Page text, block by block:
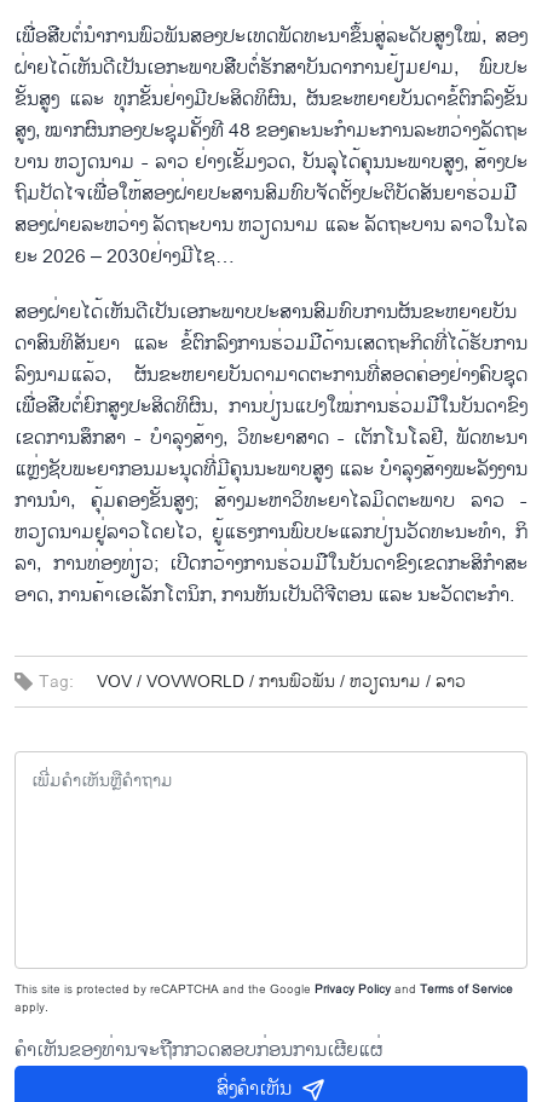
ເພື່ອ​ສືບ​ຕໍ່​ນຳ​ການ​ພົວ​ພັນ​ສອງ​ປະ​ເທດ​ພັດ​ທະ​ນາ​ຂຶ້ນ​ສູ່​ລະ​ດັບ​ສູງ​ໃໝ່, ສອ​ງ​
ຝ່າຍ​ໄດ້​ເຫັນ​ດີ​ເປັນ​ເອ​ກະ​ພາບ​ສືບ​ຕໍ່​ຮັກ​ສາ​ບັນ​ດາ​ການ​ຢ້ຽມ​ຢາມ, ພົບ​ປະ​
ຂັ້ນ​ສູງ ແລະ ທຸກ​ຂັ້ນ​ຢ່າງ​ມີ​ປະ​ສິດ​ທິ​ຜົນ, ຜັນ​ຂະ​ຫຍາຍ​ບັນ​ດາ​ຂໍ້​ຕົກ​ລົງ​ຂັ້ນ​
ສູງ​, ໝາກ​ຜົນ​ກອງ​ປະ​ຊຸມ​ຄັ້ງ​ທີ 48 ຂອງ​ຄະ​ນ​ະ​ກຳ​ມະ​ການ​ລະ​ຫວ່າງ​ລັດ​ຖະ​
ບານ ຫວຽດ​ນາມ - ລາວ ຢ່າງ​ເຂັ້ມ​ງວດ, ບັນ​ລຸ​ໄດ້​ຄຸນ​ນະ​ພາບ​ສູງ, ສ້າງ​ປະ​
ຖົມ​ປັດ​ໄຈ​ເພື່ອ​ໃຫ້​ສອງ​ຝ່າຍ​ປະ​ສານ​ສົມ​ທົບ​ຈັດ​ຕັ້ງ​ປະ​ຕິ​ບັດ​​ສັນ​ຍ​າ​ຮ່ວມ​ມື​
ສອງ​ຝ່າຍ​ລະ​ຫວ່າງ ລັດ​ຖະ​ບານ ຫວຽດ​ນາມ ແລະ ລັດ​ຖະ​ບານ ລາວ​ໃນ​ໄລ​
ຍະ 2026 – 2030ຢ່າງ​ມີ​ໄຊ…
ສອງ​ຝ່າຍ​ໄດ້​ເຫັນ​ດີ​ເປັນ​ເອ​ກະ​ພາບ​ປະ​ສາ​ນ​ສົມ​ທົບ​ການ​ຜັນ​ຂະ​ຫຍາຍ​ບັນ​
ດາ​ສົນ​ທິ​ສັນ​ຍາ ແລະ ຂໍ້​ຕົກ​ລົງ​ການ​ຮ່ວ​ມ​ມື​ດ້ານ​ເສດ​ຖະ​ກິດ​ທີ່​ໄດ້​ຮັບ​ການ​
ລົງ​ນາມ​ແລ້ວ, ຜັນ​ຂະ​ຫຍາຍ​ບັນ​ດາ​ມາດ​ຕະ​ການ​ທີ່​ສອດ​ຄ່ອງ​ຢ່າງ​ຄົບ​ຊຸດ​
ເພື່ອ​ສືບ​ຕໍ່​ຍົກ​ສູງ​ປະ​ສິດ​ທິ​ຜົນ, ການ​ປ່ຽນ​ແປງ​ໃໝ່​ການ​ຮ່ວມ​ມື​ໃນ​ບັນ​ດາ​ຂົງ​
ເຂດ​ການ​ສຶກ​ສາ - ບຳລຸງ​ສ້າງ, ວິ​ທະ​ຍາ​ສາດ - ເຕັກ​ໂນ​ໂລ​ຢີ, ພັດ​ທະ​ນາ​
ແຫຼ່ງ​ຊັບ​ພະ​ຍາ​ກອນ​ມະ​ນຸດ​ທີ່​ມີ​ຄຸນ​ນະ​ພາ​ບ​ສູງ ແລະ ບຳ​ລຸງ​ສ້າງ​ພະ​ລັງ​ງານ​
ການ​ນຳ, ຄຸ້ມ​ຄອງ​ຂັ້ນ​ສູງ; ສ້າງ​ມະ​ຫາ​ວິ​ທະ​ຍາ​ໄລ​ມິດ​ຕະ​ພາບ ລາວ -
ຫວຽດ​ນາມ​ຢູ່​ລາວ​ໂດຍ​ໄວ, ຍູ້​ແຮງ​ການ​ພົບ​ປະ​ແລກ​ປ່ຽນ​ວັດ​ທະ​ນະ​ທຳ, ກິ​
ລາ, ການ​ທ່ອງ​ທ່ຽວ; ເປີດກວ້າງ​ການ​ຮ່ວມ​ມື​ໃນ​ບັນ​ດາ​ຂົງ​ເຂດ​ກະ​ສິ​ກຳ​ສະ​
ອາດ, ການ​ຄ້າ​ເອ​ເລັກ​ໂຕ​ນິກ, ກາ​ນ​ຫັນ​ເປັນ​ດີ​ຈີ​ຕອນ ແລະ ນະ​ວັດ​ຕະ​ກຳ.
Tag: VOV /VOVWORLD /ກາ​ນ​ພົວ​ພັນ /ຫວຽດ​ນາມ /ລາວ
This site is protected by reCAPTCHA and the Google Privacy Policyand Terms of Service
apply.
ຄຳເຫັນຂອງທ່ານຈະຖືກກວດສອບກ່ອນການເຜີຍແຜ່
ສົ່ງຄຳເຫັນ